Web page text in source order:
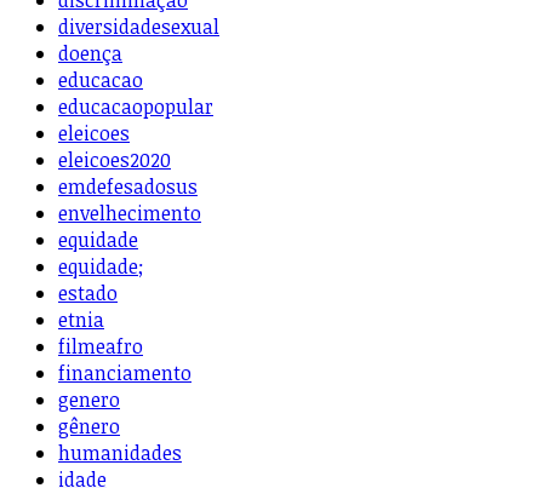
diversidadesexual
doença
educacao
educacaopopular
eleicoes
eleicoes2020
emdefesadosus
envelhecimento
equidade
equidade;
estado
etnia
filmeafro
financiamento
genero
gênero
humanidades
idade